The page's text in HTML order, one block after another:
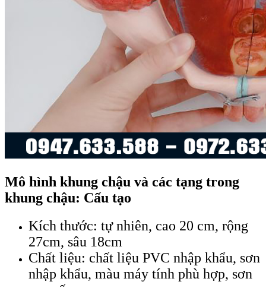
Mô hình khung chậu và các tạng trong
khung chậu: Cấu tạo
Kích thước: tự nhiên, cao 20 cm, rộng
27cm, sâu 18cm
Chất liệu: chất liệu PVC nhập khẩu, sơn
nhập khẩu, màu máy tính phù hợp, sơn